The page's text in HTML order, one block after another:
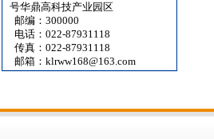
号华鼎高科技产业园区
邮编：300000
电话：022-87931118
传真：022-87931118
邮箱： klrww168@163.com